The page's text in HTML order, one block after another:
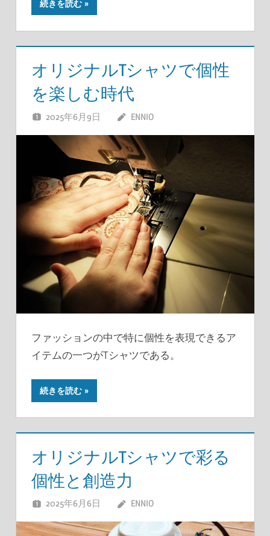
続きを読む
オリジナルTシャツで個性
を楽しむ時代
2025年6月9日 ENNIO
ファッションの中で特に個性を表現できるア
イテムの一つがTシャツである。
続きを読む
オリジナルTシャツで彩る
個性と創造力
2025年6月6日 ENNIO